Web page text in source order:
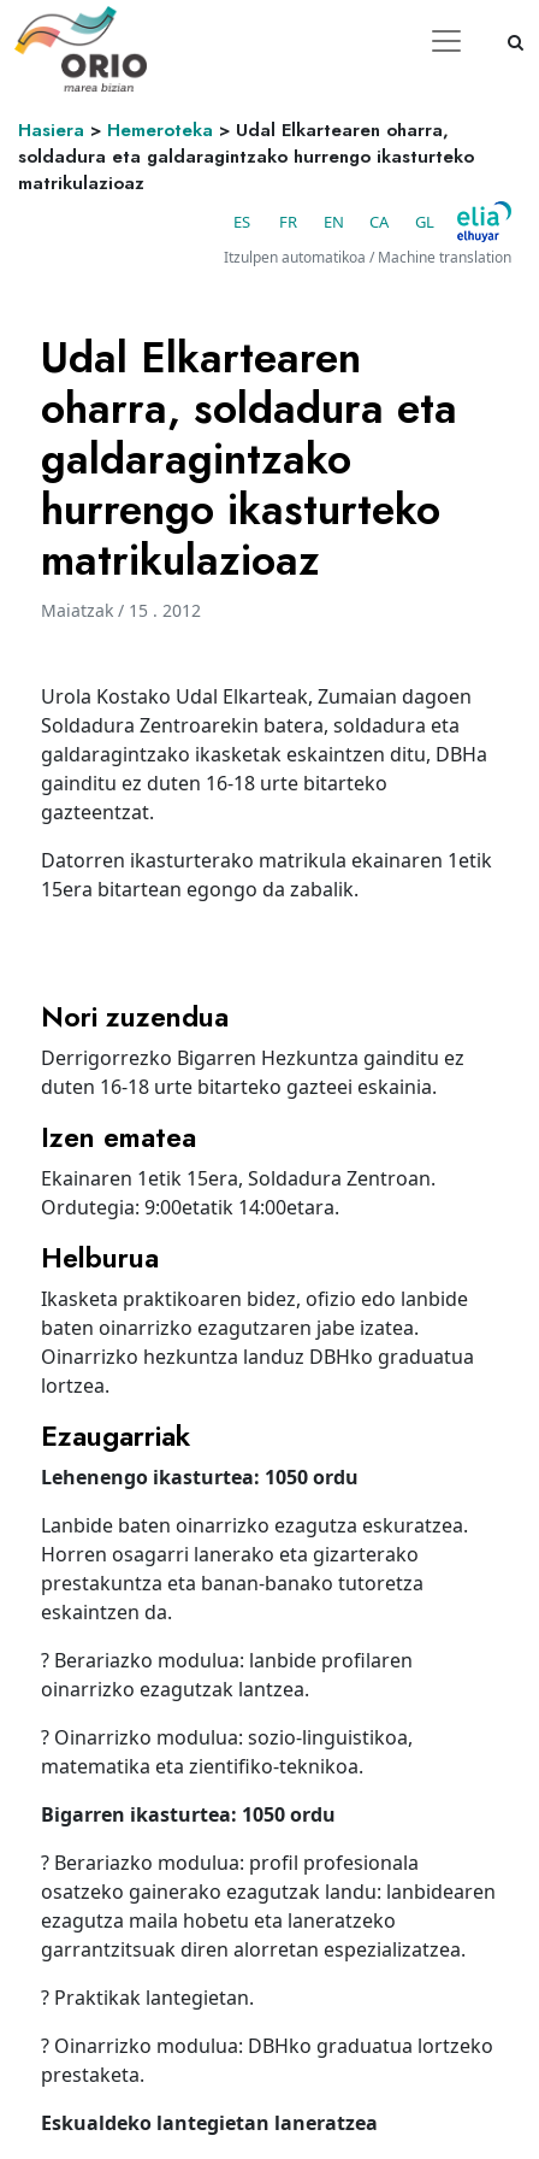
Hasiera > Hemeroteka > Udal Elkartearen oharra,
soldadura eta galdaragintzako hurrengo ikasturteko
matrikulazioaz
ES FR EN CA GL
Itzulpen automatikoa / Machine translation
Udal Elkartearen
oharra, soldadura eta
galdaragintzako
hurrengo ikasturteko
matrikulazioaz
Maiatzak / 15 . 2012
Urola Kostako Udal Elkarteak, Zumaian dagoen
Soldadura Zentroarekin batera, soldadura eta
galdaragintzako ikasketak eskaintzen ditu, DBHa
gainditu ez duten 16-18 urte bitarteko
gazteentzat.
Datorren ikasturterako matrikula ekainaren 1etik
15era bitartean egongo da zabalik.
Nori zuzendua
Derrigorrezko Bigarren Hezkuntza gainditu ez
duten 16-18 urte bitarteko gazteei eskainia.
Izen ematea
Ekainaren 1etik 15era, Soldadura Zentroan.
Ordutegia: 9:00etatik 14:00etara.
Helburua
Ikasketa praktikoaren bidez, ofizio edo lanbide
baten oinarrizko ezagutzaren jabe izatea.
Oinarrizko hezkuntza landuz DBHko graduatua
lortzea.
Ezaugarriak
Lehenengo ikasturtea: 1050 ordu
Lanbide baten oinarrizko ezagutza eskuratzea.
Horren osagarri lanerako eta gizarterako
prestakuntza eta banan-banako tutoretza
eskaintzen da.
? Berariazko modulua: lanbide profilaren
oinarrizko ezagutzak lantzea.
? Oinarrizko modulua: sozio-linguistikoa,
matematika eta zientifiko-teknikoa.
Bigarren ikasturtea: 1050 ordu
? Berariazko modulua: profil profesionala
osatzeko gainerako ezagutzak landu: lanbidearen
ezagutza maila hobetu eta laneratzeko
garrantzitsuak diren alorretan espezializatzea.
? Praktikak lantegietan.
? Oinarrizko modulua: DBHko graduatua lortzeko
prestaketa.
Eskualdeko lantegietan laneratzea